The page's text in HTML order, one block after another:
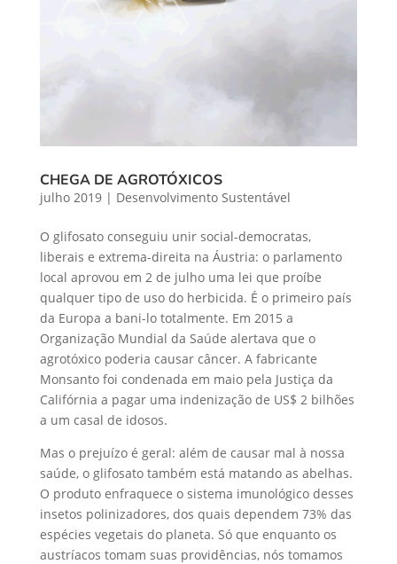
CHEGA DE AGROTÓXICOS
julho 2019| Desenvolvimento Sustentável
O glifosato conseguiu unir social-democratas,
liberais e extrema-direita na Áustria: o parlamento
local aprovou em 2 de julho uma lei que proíbe
qualquer tipo de uso do herbicida. É o primeiro país
da Europa a bani-lo totalmente. Em 2015 a
Organização Mundial da Saúde alertava que o
agrotóxico poderia causar câncer. A fabricante
Monsanto foi condenada em maio pela Justiça da
Califórnia a pagar uma indenização de US$ 2 bilhões
a um casal de idosos.
Mas o prejuízo é geral: além de causar mal à nossa
saúde, o glifosato também está matando as abelhas.
O produto enfraquece o sistema imunológico desses
insetos polinizadores, dos quais dependem 73% das
espécies vegetais do planeta. Só que enquanto os
austríacos tomam suas providências, nós tomamos